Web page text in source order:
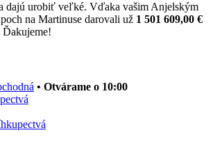
dajú urobiť veľké. Vďaka vašim Anjelským
na Martinuse darovali už 1 501 609,00 €
Ďakujeme!
• Otvárame o 10:00